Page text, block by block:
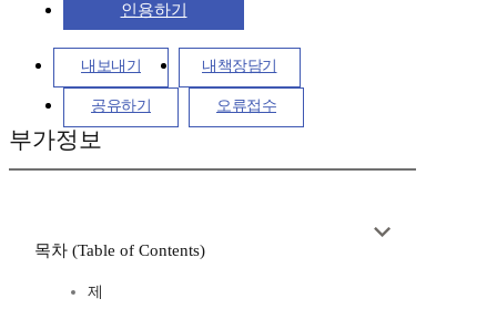
인용하기
내보내기 내책장담기
공유하기 오류접수
부가정보
목차 (Table of Contents)
제